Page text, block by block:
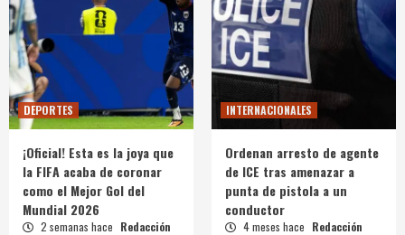
DEPORTES
¡Oficial! Esta es la joya que
la FIFA acaba de coronar
como el Mejor Gol del
Mundial 2026
2 semanas hace Redacción
INTERNACIONALES
Ordenan arresto de agente
de ICE tras amenazar a
punta de pistola a un
conductor
4 meses hace Redacción